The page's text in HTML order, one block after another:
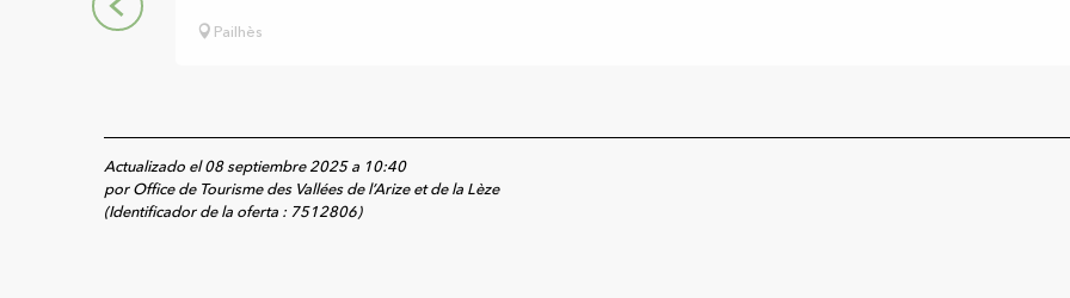
Pailhès
Actualizado el 08 septiembre 2025 a 10:40
por Office de Tourisme des Vallées de l’Arize et de la Lèze
(Identificador de la oferta : 7512806)